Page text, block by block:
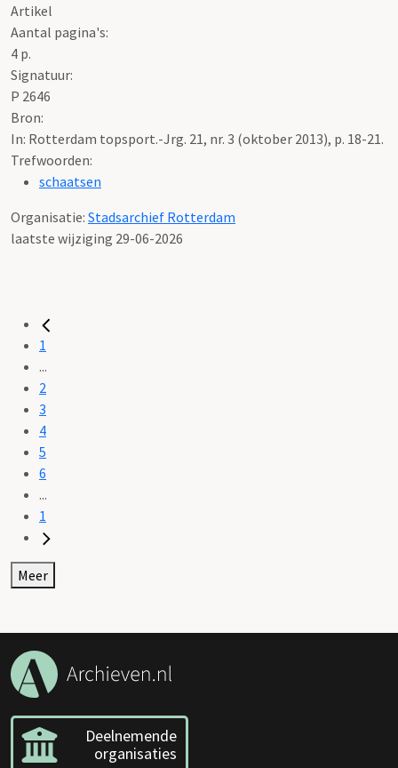
Artikel
Aantal pagina's:
4 p.
Signatuur:
P 2646
Bron:
In: Rotterdam topsport.-Jrg. 21, nr. 3 (oktober 2013), p. 18-21.
Trefwoorden:
schaatsen
Organisatie: Stadsarchief Rotterdam
laatste wijziging 29-06-2026
1
...
2
3
4
5
6
...
1
Meer
Deelnemende
organisaties